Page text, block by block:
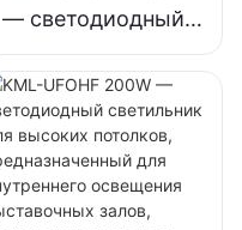
— светодиодный
светильник для
высоких
потолков,
предназначенный
для внутреннего
освещения